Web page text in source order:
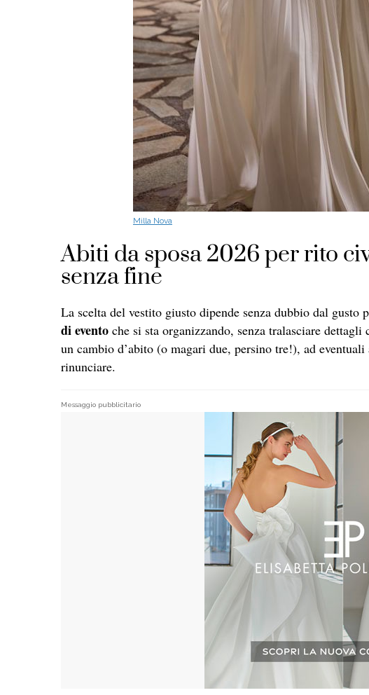
Milla Nova
Abiti da sposa 2026 per rito
senza fine
La scelta del vestito giusto dipende senza dubbio dal gusto
di evento che si sta organizzando, senza tralasciare
un cambio d’abito (o magari due, persino tre!), ad
rinunciare.
Messaggio pubblicitario